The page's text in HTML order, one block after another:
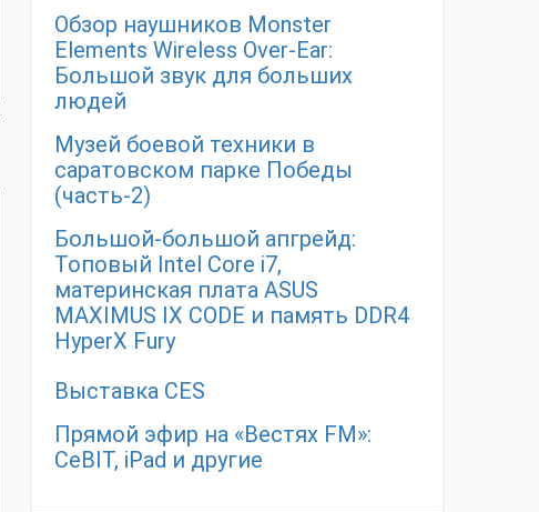
Обзор наушников Monster
Elements Wireless Over-Ear:
Большой звук для больших
людей
Музей боевой техники в
саратовском парке Победы
(часть-2)
Большой-большой апгрейд:
Топовый Intel Core i7,
материнская плата ASUS
MAXIMUS IX CODE и память DDR4
HyperX Fury
Выставка CES
Прямой эфир на «Вестях FM»:
CeBIT, iPad и другие